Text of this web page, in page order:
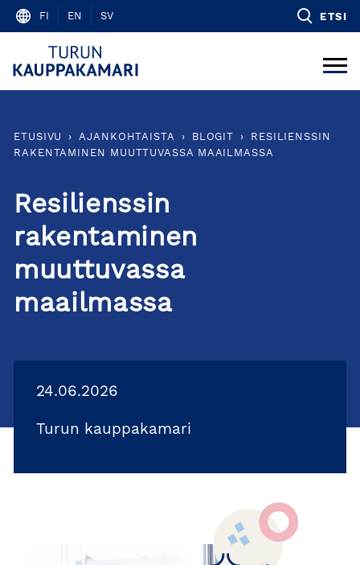
Skip
content
FI EN SV ETSI
ETUSIVU › AJANKOHTAISTA › BLOGIT ›
RESILIENSSIN
RAKENTAMINEN MUUTTUVASSA MAAILMASSA
Resilienssin
rakentaminen
muuttuvassa
maailmassa
24.06.2026
Turun kauppakamari